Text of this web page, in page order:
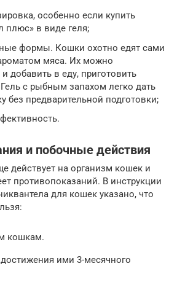
особенно если купить
плюс» в виде геля;
формы. Кошки охотно едят сами
мяса. Их можно
добавить в еду, приготовить
с рыбным запахом легко дать
без предварительной подготовки;
и побочные действия
действует на организм кошек и
противопоказаний. В инструкции
для кошек указано, что
кошкам.
ими 3-месячного